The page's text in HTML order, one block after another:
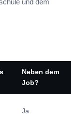
und dem
Neben dem
Job?
Ja